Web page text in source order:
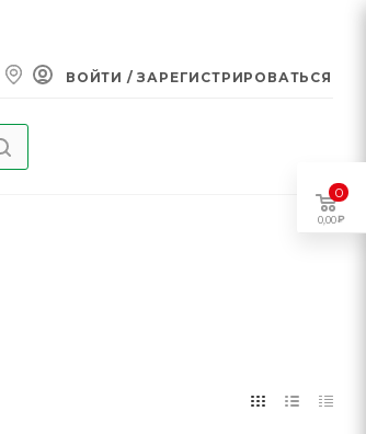
ВОЙТИ / ЗАРЕГИСТРИРОВАТЬСЯ
0
0,00